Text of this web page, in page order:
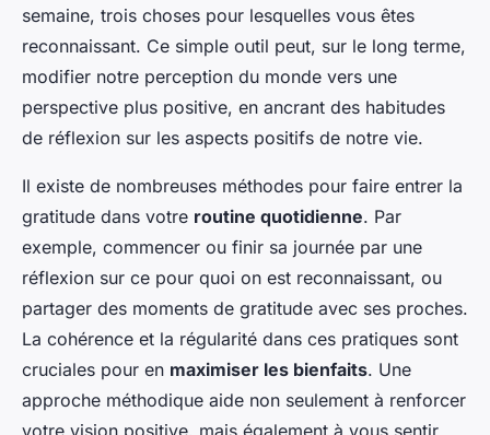
semaine, trois choses pour lesquelles vous êtes
reconnaissant. Ce simple outil peut, sur le long terme,
modifier notre perception du monde vers une
perspective plus positive, en ancrant des habitudes
de réflexion sur les aspects positifs de notre vie.
Il existe de nombreuses méthodes pour faire entrer la
gratitude dans votre routine quotidienne. Par
exemple, commencer ou finir sa journée par une
réflexion sur ce pour quoi on est reconnaissant, ou
partager des moments de gratitude avec ses proches.
La cohérence et la régularité dans ces pratiques sont
cruciales pour en maximiser les bienfaits. Une
approche méthodique aide non seulement à renforcer